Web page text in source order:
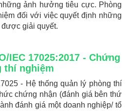
ảnh hưởng tiêu cực. Phòng
đối với việc quyết định những
giải quyết.
IEC 17025:2017 - Chứng
thí nghiệm
- Hệ thống quản lý phòng thí
chứng nhận (đánh giá bên thứ
đánh giá một doanh nghiệp/ tổ